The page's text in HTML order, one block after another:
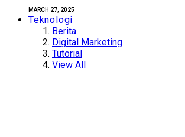
MARCH 27, 2025
Teknologi
Berita
Digital Marketing
Tutorial
View All